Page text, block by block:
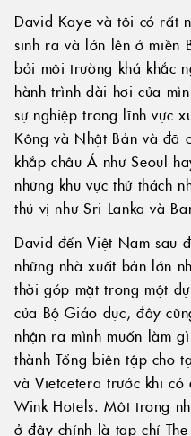
David Kaye và tôi có rất
sinh ra và lớn lên ở miền
bởi môi trường khá khắc
hành trình dài hơi của
sự nghiệp trong lĩnh vực
Kông và Nhật Bản và đã
khắp châu Á như Seoul
những khu vực thử thách
thú vị như Sri Lanka và
David đến Việt Nam sau
những nhà xuất bản lớn
thời góp mặt trong một
của Bộ Giáo dục, đây
nhận ra mình muốn làm
thành Tổng biên tập cho
và Vietcetera trước khi
Wink Hotels. Một trong
ở đây chính là tạp chí